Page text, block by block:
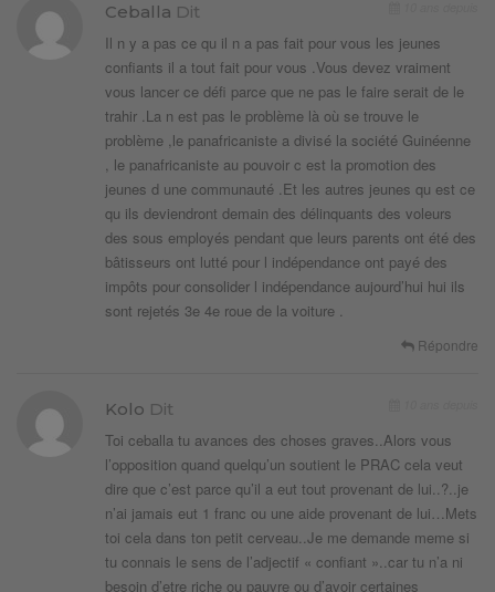
Ceballa Dit
Il n y a pas ce qu il n a pas fait pour vous les jeunes
confiants il a tout fait pour vous .Vous devez vraiment
vous lancer ce défi parce que ne pas le faire serait de le
trahir .La n est pas le problème là où se trouve le
problème ,le panafricaniste a divisé la société Guinéenne
, le panafricaniste au pouvoir c est la promotion des
jeunes d une communauté .Et les autres jeunes qu est ce
qu ils deviendront demain des délinquants des voleurs
des sous employés pendant que leurs parents ont été des
bâtisseurs ont lutté pour l indépendance ont payé des
impôts pour consolider l indépendance aujourd’hui hui ils
sont rejetés 3e 4e roue de la voiture .
Répondre
Kolo Dit
Toi ceballa tu avances des choses graves..Alors vous
l’opposition quand quelqu’un soutient le PRAC cela veut
dire que c’est parce qu’il a eut tout provenant de lui..?..je
n’ai jamais eut 1 franc ou une aide provenant de lui…Mets
toi cela dans ton petit cerveau..Je me demande meme si
tu connais le sens de l’adjectif « confiant »..car tu n’a ni
besoin d’etre riche ou pauvre ou d’avoir certaines